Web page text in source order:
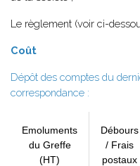
Le règlement (voir ci-
Coût
Dépôt des comptes du
correspondance :
Emoluments
du Greffe
(HT)
Débours
/ Frais
postaux